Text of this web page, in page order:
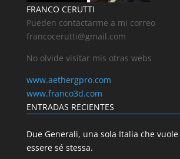
FRANCO CERUTTI
Pueden contactarme a mi correo
francocerutti@gmail.com
No olvide visitar mis otras webs
www.aethergpro.com
www.franco3d.com
ENTRADAS RECIENTES
Due Generali, una sola Italia che
essere sé stessa.